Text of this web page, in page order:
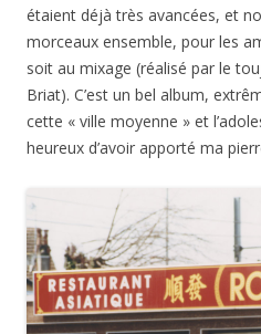
étaient déjà très avancées, et
morceaux ensemble, pour les
soit au mixage (réalisé par le
Briat). C’est un bel album,
cette « ville moyenne » et
heureux d’avoir apporté ma